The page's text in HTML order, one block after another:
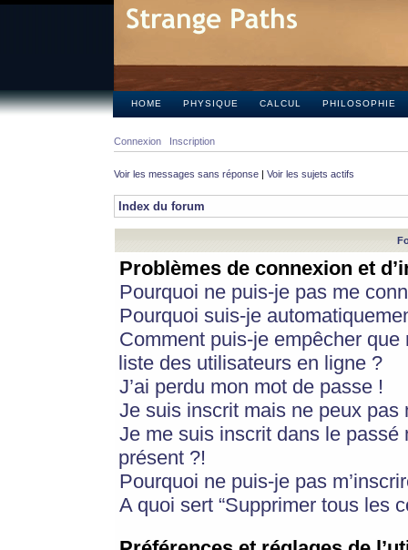
HOME PHYSIQUE CALCUL PHILOSOPHIE
Connexion Inscription
Voir les messages sans réponse | Voir les sujets actifs
Index du forum
Problèmes de connexion et
Pourquoi ne puis-je pas me
Pourquoi suis-je
Comment puis-je empêcher
liste des utilisateurs en ligne ?
J’ai perdu mon mot de passe !
Je suis inscrit mais ne peux pas
Je me suis inscrit dans le
présent ?!
Pourquoi ne puis-je pas
A quoi sert “Supprimer tous les